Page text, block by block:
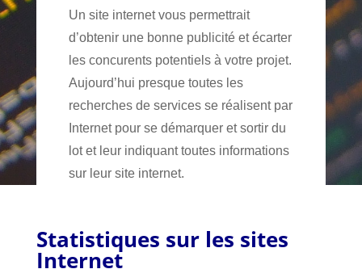
Un site internet vous permettrait
d’obtenir une bonne publicité et écarter
les concurents potentiels à votre projet.
Aujourd’hui presque toutes les
recherches de services se réalisent par
Internet pour se démarquer et sortir du
lot et leur indiquant toutes informations
sur leur site internet.
Statistiques sur les sites
Internet